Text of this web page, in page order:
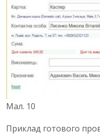
Мал. 10
Приклад готового